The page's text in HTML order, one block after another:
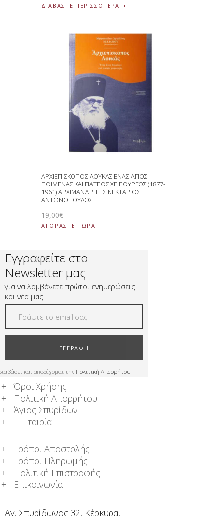
ΔΙΑΒΆΣΤΕ ΠΕΡΙΣΣΌΤΕΡΑ
ΑΡΧΙΕΠΙΣΚΟΠΟΣ ΛΟΥΚΑΣ ΕΝΑΣ ΑΓΙΟΣ
ΠΟΙΜΕΝΑΣ ΚΑΙ ΓΙΑΤΡΟΣ ΧΕΙΡΟΥΡΓΟΣ (1877-
1961) ΑΡΧΙΜΑΝΔΡΙΤΗΣ ΝΕΚΤΑΡΙΟΣ
ΑΝΤΩΝΟΠΟΥΛΟΣ
19,00€
ΑΓΟΡΑΣΤΕ ΤΩΡΑ
Εγγραφείτε στο
Newsletter μας
για να λαμβάνετε πρώτοι ενημερώσεις
και νέα μας
ΕΓΓΡΑΦΗ
και αποδέχομαι την Πολιτική Απορρήτου
Όροι Χρήσης
Πολιτική Απορρήτου
Άγιος Σπυρίδων
Η Εταιρία
Τρόποι Αποστολής
Τρόποι Πληρωμής
Πολιτική Επιστροφής
Επικοινωνία
Αγ. Σπυρίδωνος 32, Κέρκυρα,